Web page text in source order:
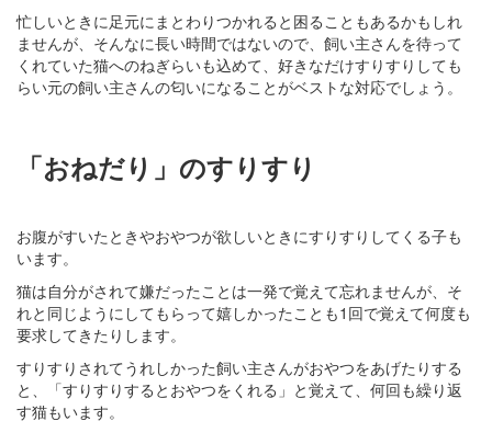
忙しいときに足元にまとわりつかれると困ることもあるかもしれ
ませんが、そんなに長い時間ではないので、飼い主さんを待って
くれていた猫へのねぎらいも込めて、好きなだけすりすりしても
らい元の飼い主さんの匂いになることがベストな対応でしょう。
「おねだり」のすりすり
お腹がすいたときやおやつが欲しいときにすりすりしてくる子も
います。
猫は自分がされて嫌だったことは一発で覚えて忘れませんが、そ
れと同じようにしてもらって嬉しかったことも1回で覚えて何度も
要求してきたりします。
すりすりされてうれしかった飼い主さんがおやつをあげたりする
と、「すりすりするとおやつをくれる」と覚えて、何回も繰り返
す猫もいます。